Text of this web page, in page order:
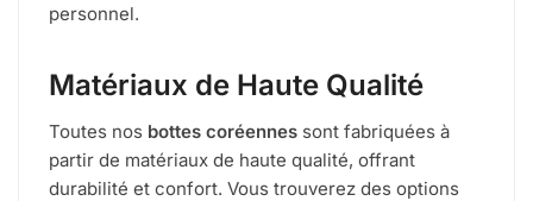
personnel.
Matériaux de Haute Qualité
Toutes nos bottes coréennes sont fabriquées à
partir de matériaux de haute qualité, offrant
durabilité et confort. Vous trouverez des options